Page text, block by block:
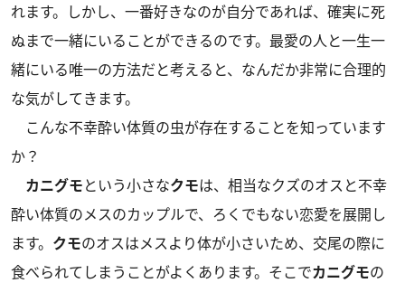
れます。しかし、一番好きなのが自分であれば、確実に死
ぬまで一緒にいることができるのです。最愛の人と一生一
緒にいる唯一の方法だと考えると、なんだか非常に合理的
な気がしてきます。
こんな不幸酔い体質の虫が存在することを知っています
か？
カニグモという小さなクモは、相当なクズのオスと不幸
酔い体質のメスのカップルで、ろくでもない恋愛を展開し
ます。 クモのオスはメスより体が小さいため、交尾の際に
食べられてしまうことがよくあります。そこでカニグモの